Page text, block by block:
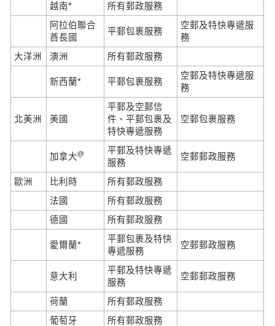
越南*
所有郵政服務
阿拉伯聯合
酋長國
平郵包裹服務
空郵及特快專遞服
務
大洋洲
澳洲 所有郵政服務
新西蘭* 平郵包裹服務
空郵及特快專遞服
務
北美洲 美國
平郵及空郵信
件、平郵包裹及
特快專遞服務
空郵包裹服務
加拿大@
平郵及特快專遞
服務
空郵郵政服務
歐洲 比利時
所有郵政服務
法國
所有郵政服務
德國
所有郵政服務
愛爾蘭*
平郵包裹及特快
專遞服務
空郵郵政服務
意大利
平郵及特快專遞
服務
空郵郵政服務
荷蘭
所有郵政服務
葡萄牙
所有郵政服務